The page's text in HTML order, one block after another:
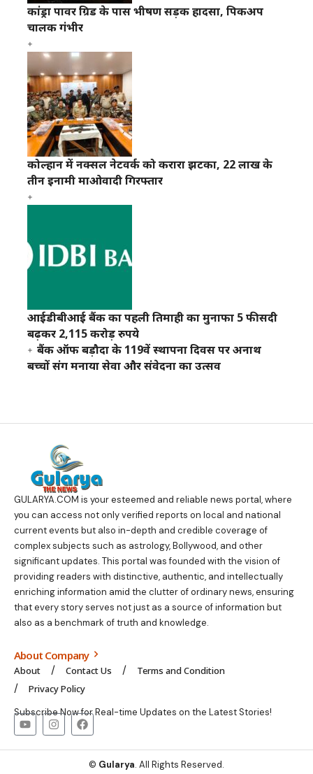
कांड्रा पावर ग्रिड के पास भीषण सड़क हादसा, पिकअप
चालक गंभीर
कोल्हान में नक्सल नेटवर्क को करारा झटका, 22 लाख के
तीन इनामी माओवादी गिरफ्तार
आईडीबीआई बैंक का पहली तिमाही का मुनाफा 5 फीसदी
बढ़कर 2,115 करोड़ रुपये
बैंक ऑफ बड़ौदा के 119वें स्थापना दिवस पर अनाथ
बच्चों संग मनाया सेवा और संवेदना का उत्सव
GULARYA.COM is your esteemed and reliable news portal, where
you can access not only verified reports on local and national
current events but also in-depth and credible coverage of
complex subjects such as astrology, Bollywood, and other
significant updates. This portal was founded with the vision of
providing readers with distinctive, authentic, and intellectually
enriching information amid the clutter of ordinary news, ensuring
that every story serves not just as a source of information but
also as a benchmark of truth and knowledge.
About Company
About Contact Us
Terms and Condition
Privacy Policy
Subscribe Now for Real-time Updates on the Latest Stories!
© Gularya. All Rights Reserved.